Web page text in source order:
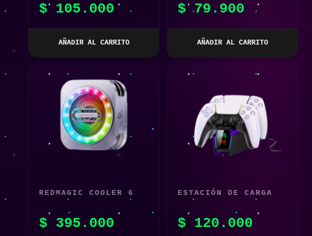
REDMAGIC 6S 6PRO 5G
$105.000
AÑADIR AL CARRITO
SAMSUNG S20 ULTRA
$79.900
AÑADIR AL CARRITO
REDMAGIC COOLER 6
PRO – ENFRIADOR
MAGNÉTICO PARA
$ 395.000
ESTACIÓN DE CARGA
DUAL RGB PARA
CONTROLES
$ 120.000